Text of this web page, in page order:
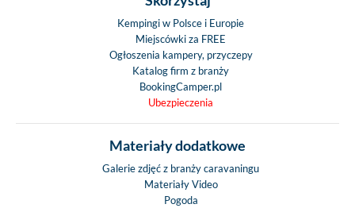
Kempingi w Polsce i Europie
Miejscówki za FREE
Ogłoszenia kampery, przyczepy
Katalog firm z branży
BookingCamper.pl
Ubezpieczenia
Materiały dodatkowe
Galerie zdjęć z branży caravaningu
Materiały Video
Pogoda